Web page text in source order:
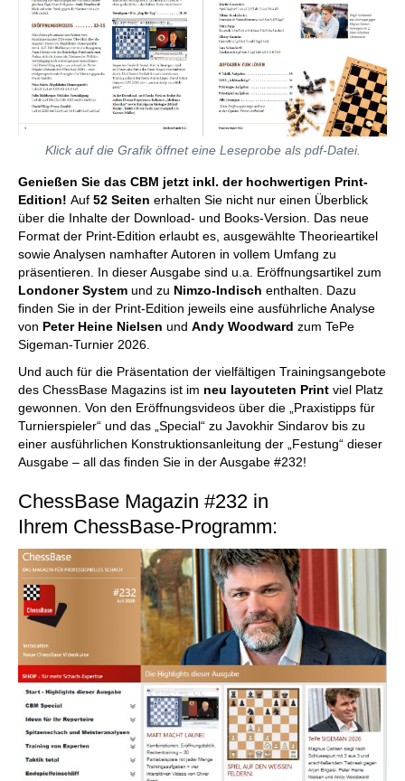
Klick auf die Grafik öffnet eine Leseprobe als pdf-Datei.
Genießen Sie das CBM jetzt inkl. der hochwertigen Print-
Edition! Auf 52 Seiten erhalten Sie nicht nur einen Überblick
über die Inhalte der Download- und Books-Version. Das neue
Format der Print-Edition erlaubt es, ausgewählte Theorieartikel
sowie Analysen namhafter Autoren in vollem Umfang zu
präsentieren. In dieser Ausgabe sind u.a. Eröffnungsartikel zum
Londoner System und zu Nimzo-Indisch enthalten. Dazu
finden Sie in der Print-Edition jeweils eine ausführliche Analyse
von Peter Heine Nielsen und Andy Woodward zum TePe
Sigeman-Turnier 2026.
Und auch für die Präsentation der vielfältigen Trainingsangebote
des ChessBase Magazins ist im neu layouteten Print viel Platz
gewonnen. Von den Eröffnungsvideos über die „Praxistipps für
Turnierspieler“ und das „Special“ zu Javokhir Sindarov bis zu
einer ausführlichen Konstruktionsanleitung der „Festung“ dieser
Ausgabe – all das finden Sie in der Ausgabe #232!
ChessBase Magazin #232 in
Ihrem ChessBase-Programm: